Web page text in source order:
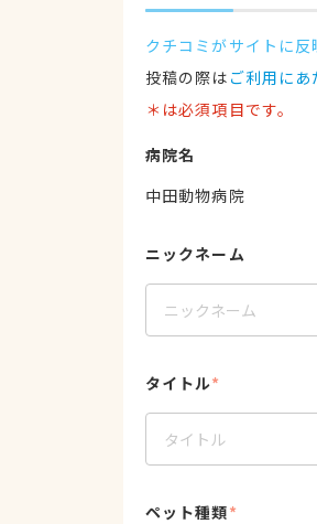
クチコミがサイトに
投稿の際は ご利用にあ
＊は必須項目です。
病院名
中田動物病院
ニックネーム
タイトル*
ペット種類*